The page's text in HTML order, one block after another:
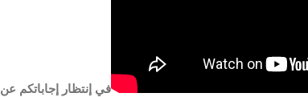
في إنتظار إجاباتكم عن